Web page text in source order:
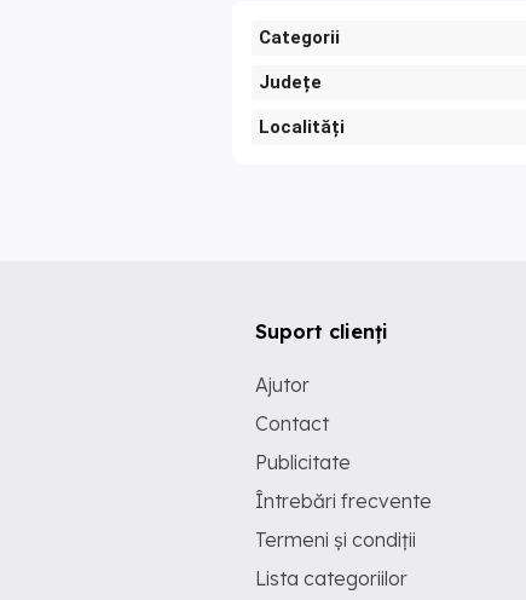
Categorii
Județe
Localități
Suport clienți
Ajutor
Contact
Publicitate
Întrebări frecvente
Termeni și condiții
Lista categoriilor